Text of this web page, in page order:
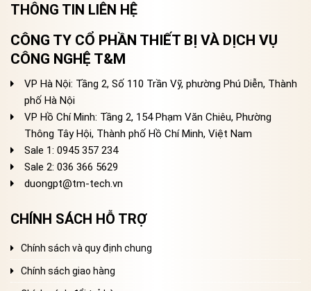
THÔNG TIN LIÊN HỆ
CÔNG TY CỔ PHẦN THIẾT BỊ VÀ DỊCH VỤ
CÔNG NGHỆ T&M
VP Hà Nội: Tầng 2, Số 110 Trần Vỹ, phường Phú Diễn, Thành
phố Hà Nội
VP Hồ Chí Minh: Tầng 2, 154 Phạm Văn Chiêu, Phường
Thông Tây Hội, Thành phố Hồ Chí Minh, Việt Nam
Sale 1: 0945 357 234
Sale 2: 036 366 5629
duongpt@tm-tech.vn
CHÍNH SÁCH HỖ TRỢ
Chính sách và quy định chung
Chính sách giao hàng